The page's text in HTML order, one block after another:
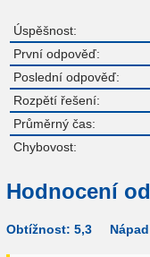
Úspěšnost:
První odpověď:
Poslední odpověď:
Rozpětí řešení:
Průměrný čas:
Chybovost:
Hodnocení
Obtížnost: 5,3